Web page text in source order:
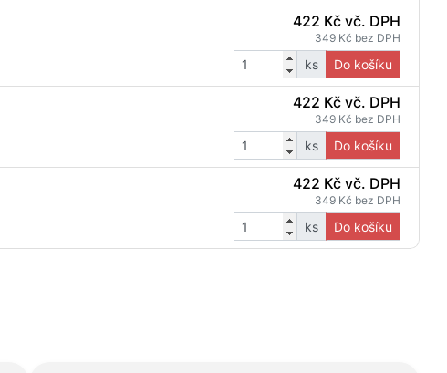
422 Kč vč. DPH
349 Kč bez DPH
ks Do košíku
422 Kč vč. DPH
349 Kč bez DPH
ks Do košíku
422 Kč vč. DPH
349 Kč bez DPH
ks Do košíku